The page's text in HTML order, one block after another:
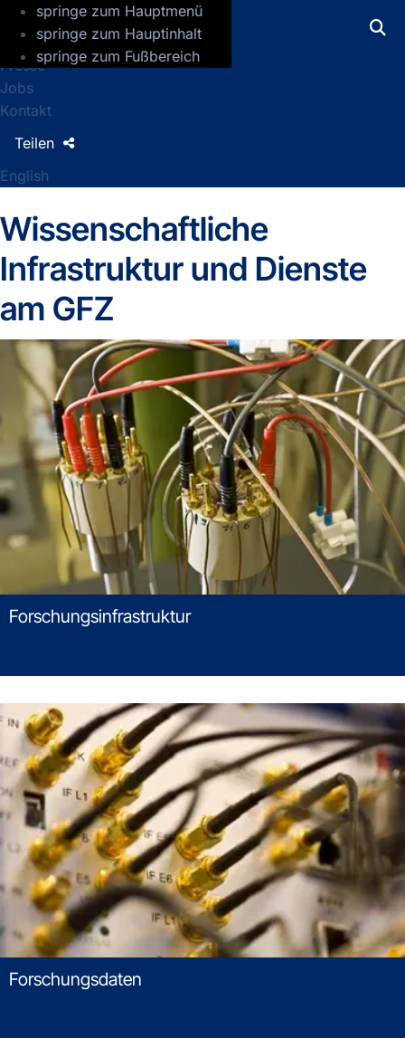
springe zum Hauptmenü
springe zum Hauptinhalt
springe zum Fußbereich
GFZ Helmholtz-Zentrum für
Presse
Jobs
Kontakt
English
Teilen
Wissenschaftliche
Infrastruktur und Dienste
am GFZ
Forschungsinfrastruktur
Forschungsdaten